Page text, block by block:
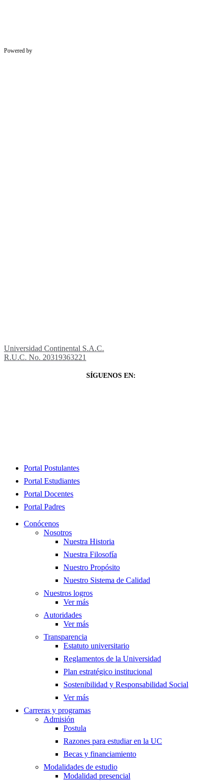
Powered by
Universidad Continental S.A.C.
R.U.C. No. 20319363221
SÍGUENOS EN:
Close
Portal Postulantes
Portal Estudiantes
Portal Docentes
Portal Padres
Conócenos
Nosotros
Nuestra Historia
Nuestra Filosofía
Nuestro Propósito
Nuestro Sistema de Calidad
Nuestros logros
Ver más
Autoridades
Ver más
Transparencia
Estatuto universitario
Reglamentos de la Universidad
Plan estratégico institucional
Sostenibilidad y Responsabilidad Social
Ver más
Carreras y programas
Admisión
Postula
Razones para estudiar en la UC
Becas y financiamiento
Modalidades de estudio
Modalidad presencial